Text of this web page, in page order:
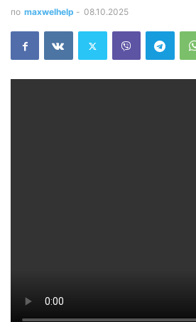
по maxwelhelp - 08.10.2025